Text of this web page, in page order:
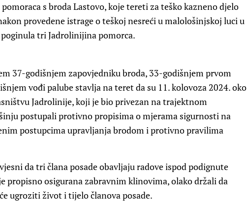
s broda Lastovo, koje tereti za teško kazneno djelo
provedene istrage o teškoj nesreći u malološinjskoj luci u
tri Jadrolinijina pomorca.
37-godišnjem zapovjedniku broda, 33-godišnjem prvom
vođi palube stavlja na teret da su 11. kolovoza 2024. oko
Jadrolinije, koji je bio privezan na trajektnom
postupali protivno propisima o mjerama sigurnosti na
postupcima upravljanja brodom i protivno pravilima
da tri člana posade obavljaju radove ispod podignute
propisno osigurana zabravnim klinovima, olako držali da
ugroziti život i tijelo članova posade.